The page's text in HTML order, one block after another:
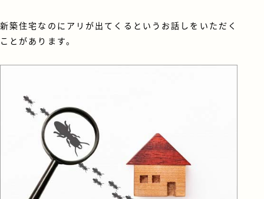
新築住宅なのにアリが出てくるというお話しをいただく
ことがあります。